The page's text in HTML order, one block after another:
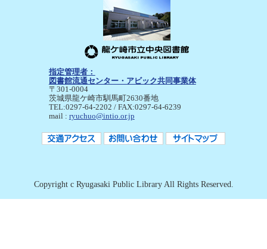
指定管理者：
図書館流通センター・アビック共同事業体
〒301-0004
茨城県龍ケ崎市馴馬町2630番地
TEL:0297-64-2202 / FAX:0297-64-6239
mail : ryuchuo@intio.or.jp
Copyright c Ryugasaki Public Library All Rights Reserved.